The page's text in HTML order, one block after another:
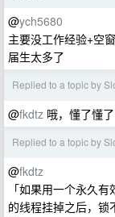
@ych5680
主要没工作经验+空
届生太多了
Replied to a topic by
@fkdtz 哦，懂了懂
Replied to a topic by
@fkdtz
「如果用一个永久
的线程挂掉之后，锁